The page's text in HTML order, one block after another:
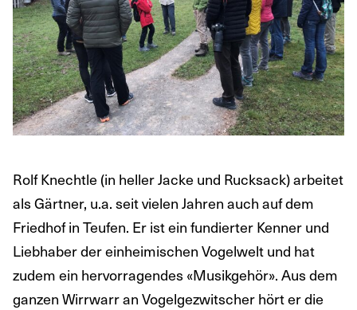
Rolf Knechtle (in heller Jacke und Rucksack) arbeitet
als Gärtner, u.a. seit vielen Jahren auch auf dem
Friedhof in Teufen. Er ist ein fundierter Kenner und
Liebhaber der einheimischen Vogelwelt und hat
zudem ein hervorragendes «Musikgehör». Aus dem
ganzen Wirrwarr an Vogelgezwitscher hört er die